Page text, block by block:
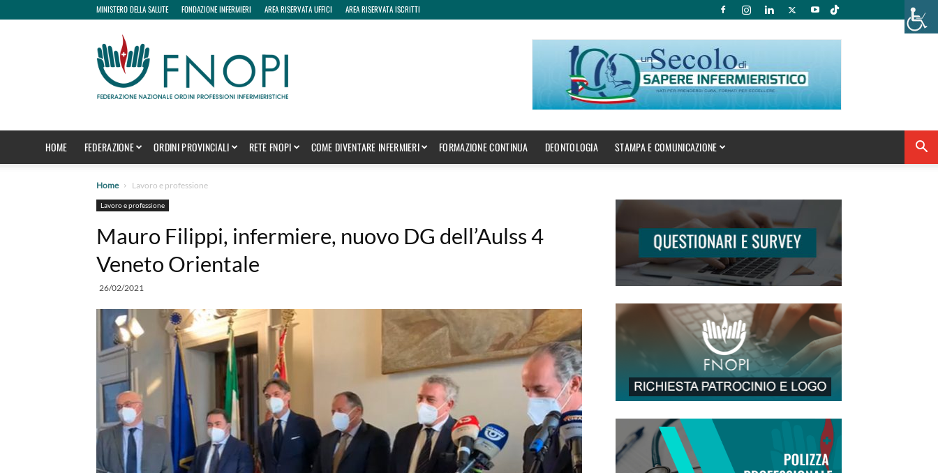
MINISTERO DELLA SALUTE FONDAZIONE INFERMIERI AREA RISERVATA UFFICI AREA RISERVATA ISCRITTI
HOME FEDERAZIONE ORDINI PROVINCIALI RETE FNOPI COME DIVENTARE INFERMIERI FORMAZIONE CONTINUA DEONTOLOGIA STAMPA E COMUNICAZIONE
Home Lavoro e professione
Lavoro e professione
Mauro Filippi, infermiere, nuovo DG dell’Aulss 4
Veneto Orientale
26/02/2021